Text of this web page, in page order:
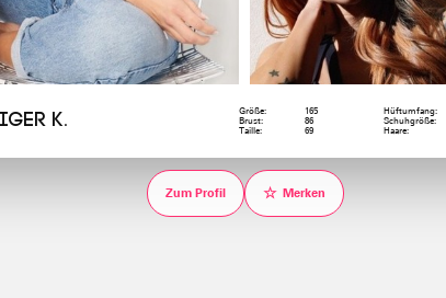
K. Größe: 165 Hüftumfang:
Brust:
86 Schuhgröße:
Taille:
69 Haare:
Zum Profil ☆ Merken